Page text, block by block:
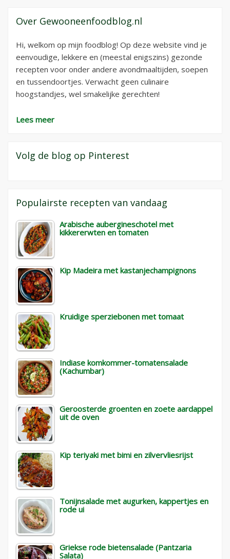
Over Gewooneenfoodblog.nl
Hi, welkom op mijn foodblog! Op deze website vind je
eenvoudige, lekkere en (meestal enigszins) gezonde
recepten voor onder andere avondmaaltijden, soepen
en tussendoortjes. Verwacht geen culinaire
hoogstandjes, wel smakelijke gerechten!
Lees meer
Volg de blog op Pinterest
Populairste recepten van vandaag
Arabische aubergineschotel met
kikkererwten en tomaten
Kip Madeira met kastanjechampignons
Kruidige sperziebonen met tomaat
Indiase komkommer-tomatensalade
(Kachumbar)
Geroosterde groenten en zoete aardappel
uit de oven
Kip teriyaki met bimi en zilvervliesrijst
Tonijnsalade met augurken, kappertjes en
rode ui
Griekse rode bietensalade (Pantzaria
Salata)